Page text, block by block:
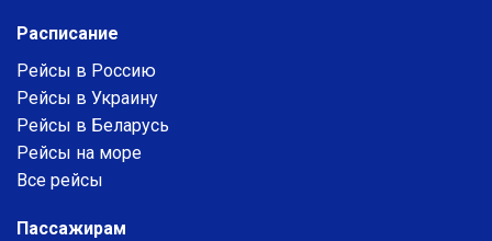
Расписание
Рейсы в Россию
Рейсы в Украину
Рейсы в Беларусь
Рейсы на море
Все рейсы
Пассажирам